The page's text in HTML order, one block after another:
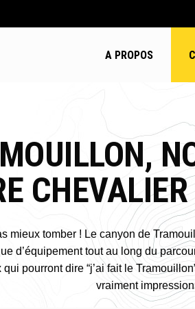
A PROPOS
mieux tomber ! Le canyon de
d’équipement tout au long du
pourront dire “j’ai fait le
vraiment